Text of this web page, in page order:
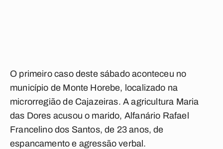
O primeiro caso deste sábado aconteceu no
município de Monte Horebe, localizado na
microrregião de Cajazeiras. A agricultura Maria
das Dores acusou o marido, Alfanário Rafael
Francelino dos Santos, de 23 anos, de
espancamento e agressão verbal.